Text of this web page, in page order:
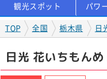
観光スポット パワ
TOP
全国 栃木県 日
日光 花いちもんめ